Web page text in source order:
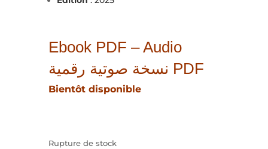
Ebook PDF – Audio
نسخة صوتية رقمية PDF
Bientôt disponible
Rupture de stock